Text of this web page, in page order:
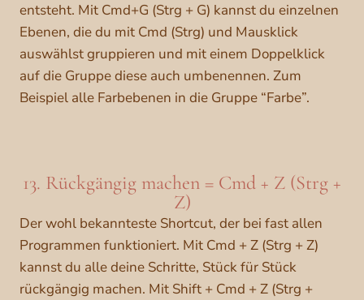
entsteht. Mit Cmd+G (Strg + G) kannst du einzelnen
Ebenen, die du mit Cmd (Strg) und Mausklick
auswählst gruppieren und mit einem Doppelklick
auf die Gruppe diese auch umbenennen. Zum
Beispiel alle Farbebenen in die Gruppe “Farbe”.
13. Rückgängig machen = Cmd + Z (Strg +
Z)
Der wohl bekannteste Shortcut, der bei fast allen
Programmen funktioniert. Mit Cmd + Z (Strg + Z)
kannst du alle deine Schritte, Stück für Stück
rückgängig machen. Mit Shift + Cmd + Z (Strg +